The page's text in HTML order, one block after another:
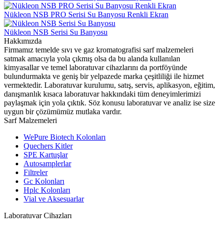
Nükleon NSB PRO Serisi Su Banyosu Renkli Ekran
Nükleon NSB Serisi Su Banyosu
Hakkımızda
Firmamız temelde sıvı ve gaz kromatografisi sarf malzemeleri
satmak amacıyla yola çıkmış olsa da bu alanda kullanılan
kimyasallar ve temel laboratuvar cihazlarını da portföyünde
bulundurmakta ve geniş bir yelpazede marka çeşitliliği ile hizmet
vermektedir. Laboratuvar kurulumu, satış, servis, aplikasyon, eğitim,
danışmanlık kısaca laboratuvar hakkındaki tüm deneyimlerimizi
paylaşmak için yola çıktık. Söz konusu laboratuvar ve analiz ise size
uygun bir çözümümüz mutlaka vardır.
Sarf Malzemeleri
WePure Biotech Kolonları
Quechers Kitler
SPE Kartuşlar
Autosamplerlar
Filtreler
Gc Kolonları
Hplc Kolonları
Vial ve Aksesuarlar
Laboratuvar Cihazları